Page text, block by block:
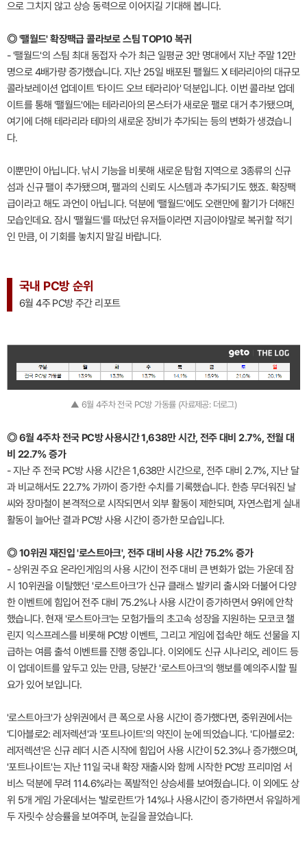
으로 그치지 않고 상승 동력으로 이어지길 기대해 봅니다.
◎ '팰월드' 확장팩급 콜라보로 스팀 TOP10 복귀
- '팰월드'의 스팀 최대 동접자 수가 최근 일평균 3만 명대에서 지난 주말 12만
명으로 4배가량 증가했습니다. 지난 25일 배포된 팰월드 X 테라리아의 대규모
콜라보레이션 업데이트 '타이드 오브 테라리아' 덕분입니다. 이번 콜라보 업데
이트를 통해 '팰월드'에는 테라리아의 몬스터가 새로운 팰로 대거 추가됐으며,
여기에 더해 테라리라 테마의 새로운 장비가 추가되는 등의 변화가 생겼습니
다.
이뿐만이 아닙니다. 낚시 기능을 비롯해 새로운 탐험 지역으로 3종류의 신규
섬과 신규 팰이 추가됐으며, 팰과의 신뢰도 시스템과 추가되기도 했죠. 확장팩
급이라고 해도 과언이 아닙니다. 덕분에 '팰월드'에도 오랜만에 활기가 더해진
모습인데요. 잠시 '팰월드'를 떠났던 유저들이라면 지금이야말로 복귀할 적기
인 만큼, 이 기회를 놓치지 말길 바랍니다.
국내 PC방 순위
6월 4주 PC방 주간 리포트
▲ 6월 4주차 전국 PC방 가동률 (자료제공: 더로그)
◎ 6월 4주차 전국 PC방 사용시간 1,638만 시간, 전주 대비 2.7%, 전월 대
비 22.7% 증가
- 지난 주 전국 PC방 사용 시간은 1,638만 시간으로, 전주 대비 2.7%, 지난 달
과 비교해서도 22.7% 가까이 증가한 수치를 기록했습니다. 한층 무더워진 날
씨와 장마철이 본격적으로 시작되면서 외부 활동이 제한되며, 자연스럽게 실내
활동이 늘어난 결과 PC방 사용 시간이 증가한 모습입니다.
◎ 10위권 재진입 '로스트아크', 전주 대비 사용 시간 75.2% 증가
- 상위권 주요 온라인게임의 사용 시간이 전주 대비 큰 변화가 없는 가운데 잠
시 10위권을 이탈했던 '로스트아크'가 신규 클래스 발키리 출시와 더불어 다양
한 이벤트에 힘입어 전주 대비 75.2%나 사용 시간이 증가하면서 9위에 안착
했습니다. 현재 '로스트아크'는 모험가들의 초고속 성장을 지원하는 모코코 챌
린지 익스프레스를 비롯해 PC방 이벤트, 그리고 게임에 접속만 해도 선물을 지
급하는 여름 출석 이벤트를 진행 중입니다. 이외에도 신규 시나리오, 레이드 등
이 업데이트를 앞두고 있는 만큼, 당분간 '로스트아크'의 행보를 예의주시할 필
요가 있어 보입니다.
'로스트아크'가 상위권에서 큰 폭으로 사용 시간이 증가했다면, 중위권에서는
'디아블로2: 레저렉션'과 '포트나이트'의 약진이 눈에 띄었습니다. '디아블로2:
레저렉션'은 신규 레더 시즌 시작에 힘입어 사용 시간이 52.3%나 증가했으며,
'포트나이트'는 지난 11일 국내 확장 재출시와 함께 시작한 PC방 프리미엄 서
비스 덕분에 무려 114.6%라는 폭발적인 상승세를 보여줬습니다. 이 외에도 상
위 5개 게임 가운데서는 '발로란트'가 14%나 사용시간이 증가하면서 유일하게
두 자릿수 상승률을 보여주며, 눈길을 끌었습니다.